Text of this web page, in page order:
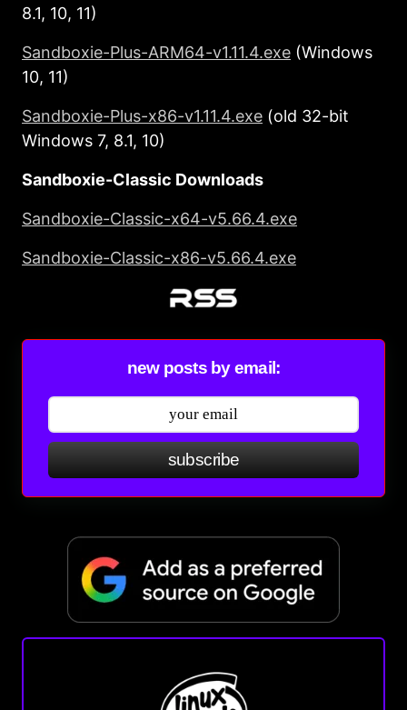
8.1, 10, 11)
Sandboxie-Plus-ARM64-v1.11.4.exe (Windows
10, 11)
Sandboxie-Plus-x86-v1.11.4.exe (old 32-bit
Windows 7, 8.1, 10)
Sandboxie-Classic Downloads
Sandboxie-Classic-x64-v5.66.4.exe
Sandboxie-Classic-x86-v5.66.4.exe
new posts by email:
subscribe